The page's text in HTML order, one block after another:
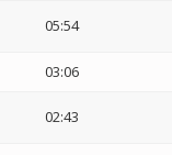
05:54
03:06
02:43